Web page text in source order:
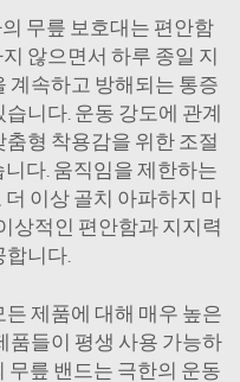
무릎 보호대는 편안함
않으면서 하루 종일 지
계속하고 방해되는 통증
니다. 운동 강도에 관계
형 착용감을 위한 조절
다. 움직임을 제한하는
이상 골치 아파하지 마
상적인 편안함과 지지력
합니다.
든 제품에 대해 매우 높은
품들이 평생 사용 가능하
무릎 밴드는 극한의 운동